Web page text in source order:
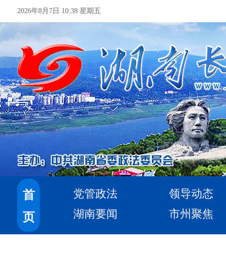
2026年8月7日 10:38 星期五
首
页
党管政法
领导动态
湖南要闻
市州聚焦